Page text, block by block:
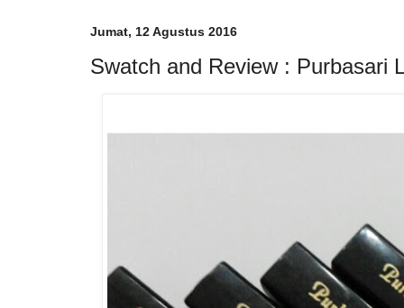
Jumat, 12 Agustus 2016
Swatch and Review : Purbasari